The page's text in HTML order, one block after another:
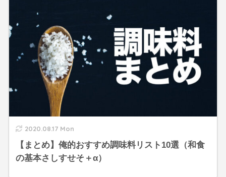
2020.08.17 Mon
【まとめ】俺的おすすめ調味料リスト10選（和食
の基本さしすせそ＋α）